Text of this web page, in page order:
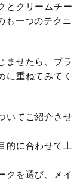
とクリームチー
も一つのテクニ
ませたら、ブラ
に重ねてみてく
いてご紹介させ
的に合わせて上
クを選び、メイ